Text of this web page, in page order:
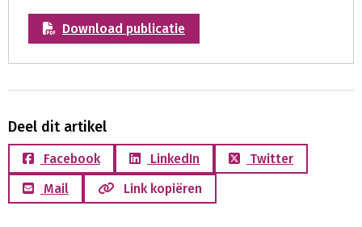
Download publicatie
Deel dit artikel
Facebook LinkedIn
Twitter
Mail
Link kopiëren